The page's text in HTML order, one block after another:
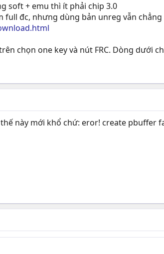
soft + emu thì ít phải chip 3.0
đc, nhưng dùng bản unreg vẫn chẳng
chọn one key và nút FRC. Dòng dưới
này mới khổ chứ: eror! create pbuffer